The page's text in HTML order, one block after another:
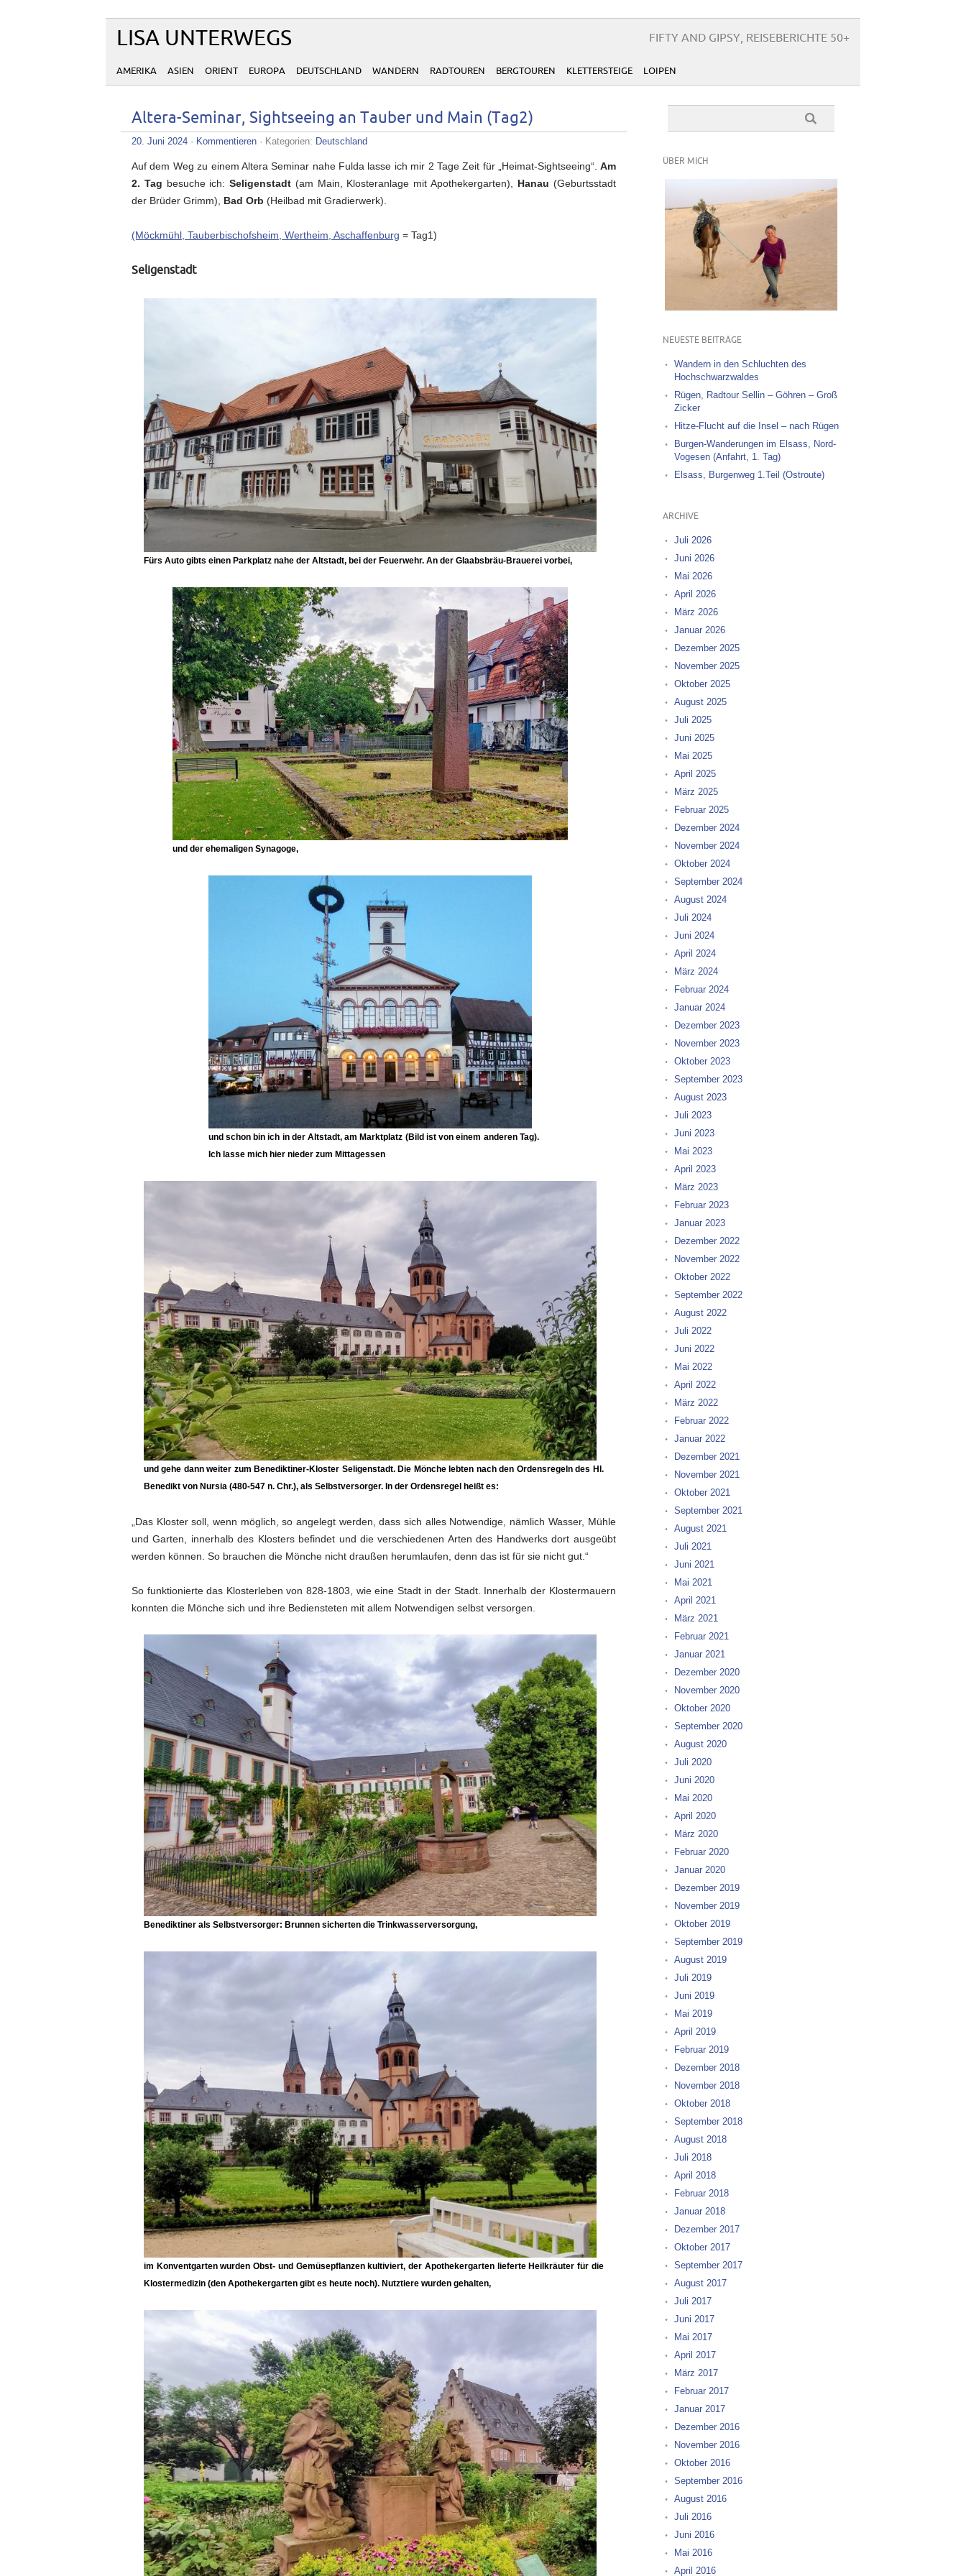
LISA UNTERWEGS FIFTY AND GIPSY, REISEBERICHTE 50+
AMERIKA ASIEN ORIENT EUROPA DEUTSCHLAND WANDERN RADTOUREN BERGTOUREN KLETTERSTEIGE LOIPEN
Altera-Seminar, Sightseeing an Tauber und Main (Tag2)
20. Juni 2024 · Kommentieren · Kategorien: Deutschland
Auf dem Weg zu einem Altera Seminar nahe Fulda lasse ich mir 2 Tage Zeit für „Heimat-Sightseeing“. Am
2. Tag besuche ich:Seligenstadt (am Main, Klosteranlage mit Apothekergarten), Hanau (Geburtsstadt
der Brüder Grimm), Bad Orb (Heilbad mit Gradierwerk).
(Möckmühl, Tauberbischofsheim, Wertheim, Aschaffenburg = Tag1)
Seligenstadt
Fürs Auto gibts einen Parkplatz nahe der Altstadt, bei der Feuerwehr. An der Glaabsbräu-Brauerei vorbei,
und der ehemaligen Synagoge,
und schon bin ich in der Altstadt, am Marktplatz (Bild ist von einem anderen Tag).
Ich lasse mich hier nieder zum Mittagessen
und gehe dann weiter zum Benediktiner-Kloster Seligenstadt. Die Mönche lebten nach den Ordensregeln des Hl.
Benedikt von Nursia (480-547 n. Chr.),als Selbstversorger. In der Ordensregel heißt es:
„Das Kloster soll, wenn möglich, so angelegt werden, dass sich alles Notwendige, nämlich Wasser, Mühle
und Garten, innerhalb des Klosters befindet und die verschiedenen Arten des Handwerks dort ausgeübt
werden können. So brauchen die Mönche nicht draußen herumlaufen, denn das ist für sie nicht gut.“
So funktionierte das Klosterleben von 828-1803, wie eine Stadt in der Stadt. Innerhalb der Klostermauern
konnten die Mönche sich und ihre Bediensteten mit allem Notwendigen selbst versorgen.
Benediktiner als Selbstversorger: Brunnen sicherten die Trinkwasserversorgung,
im Konventgarten wurden Obst- und Gemüsepflanzen kultiviert, der Apothekergartenlieferte Heilkräuter für die
Klostermedizin (den Apothekergarten gibt es heute noch). Nutztiere wurden gehalten,
ÜBER MICH
NEUESTE BEITRÄGE
Wandern in den Schluchten des
Hochschwarzwaldes
Rügen, Radtour Sellin – Göhren – Groß
Zicker
Hitze-Flucht auf die Insel – nach Rügen
Burgen-Wanderungen im Elsass, Nord-
Vogesen (Anfahrt, 1. Tag)
Elsass, Burgenweg 1.Teil (Ostroute)
ARCHIVE
Juli 2026
Juni 2026
Mai 2026
April 2026
März 2026
Januar 2026
Dezember 2025
November 2025
Oktober 2025
August 2025
Juli 2025
Juni 2025
Mai 2025
April 2025
März 2025
Februar 2025
Dezember 2024
November 2024
Oktober 2024
September 2024
August 2024
Juli 2024
Juni 2024
April 2024
März 2024
Februar 2024
Januar 2024
Dezember 2023
November 2023
Oktober 2023
September 2023
August 2023
Juli 2023
Juni 2023
Mai 2023
April 2023
März 2023
Februar 2023
Januar 2023
Dezember 2022
November 2022
Oktober 2022
September 2022
August 2022
Juli 2022
Juni 2022
Mai 2022
April 2022
März 2022
Februar 2022
Januar 2022
Dezember 2021
November 2021
Oktober 2021
September 2021
August 2021
Juli 2021
Juni 2021
Mai 2021
April 2021
März 2021
Februar 2021
Januar 2021
Dezember 2020
November 2020
Oktober 2020
September 2020
August 2020
Juli 2020
Juni 2020
Mai 2020
April 2020
März 2020
Februar 2020
Januar 2020
Dezember 2019
November 2019
Oktober 2019
September 2019
August 2019
Juli 2019
Juni 2019
Mai 2019
April 2019
Februar 2019
Dezember 2018
November 2018
Oktober 2018
September 2018
August 2018
Juli 2018
April 2018
Februar 2018
Januar 2018
Dezember 2017
Oktober 2017
September 2017
August 2017
Juli 2017
Juni 2017
Mai 2017
April 2017
März 2017
Februar 2017
Januar 2017
Dezember 2016
November 2016
Oktober 2016
September 2016
August 2016
Juli 2016
Juni 2016
Mai 2016
April 2016